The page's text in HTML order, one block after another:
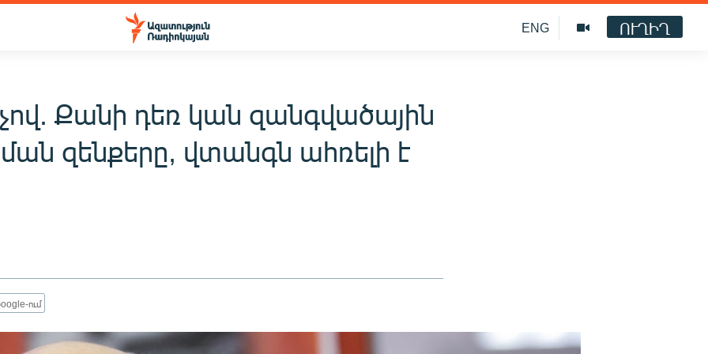
ENG ՈՒՂԻՂ
Քանի դեռ կան զանգվածային
զենքերը, վտանգն ահռելի է
ում